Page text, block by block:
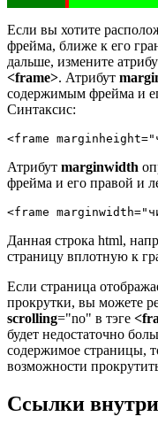
Если вы хотите
фрейма, ближе к его
дальше, измените
<frame>. Атрибут
содержимым фрейма и
Синтаксис:
<frame
Атрибут marginwidth
фрейма и его правой и
<frame
Данная строка html,
страницу вплотную к
Если страница
прокрутки, вы можете
scrolling="no" в тэге
будет недостаточно
содержимое страницы,
возможности
Ссылки